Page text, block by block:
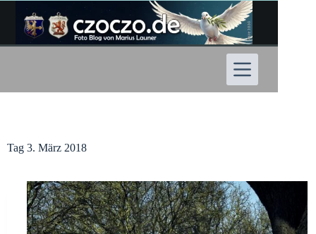
Inhalt
springen
Tag 3. März 2018